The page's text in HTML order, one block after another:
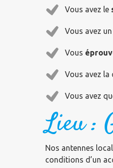
Vous avez le
Vous avez
Vous
Vous avez la
Vous avez
Lieu :
Nos antennes
conditions d’un